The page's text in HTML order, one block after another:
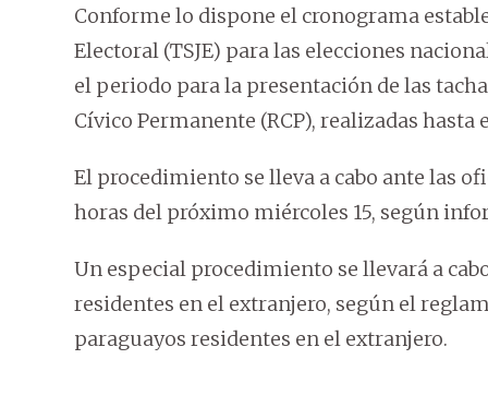
Conforme lo dispone el cronograma
Electoral (TSJE) para las elecciones
el periodo para la presentación de las
Cívico Permanente (RCP), realizadas hasta
El procedimiento se lleva a cabo ante las
horas del próximo miércoles 15, según
Un especial procedimiento se llevará a
residentes en el extranjero, según el
paraguayos residentes en el extranjero.